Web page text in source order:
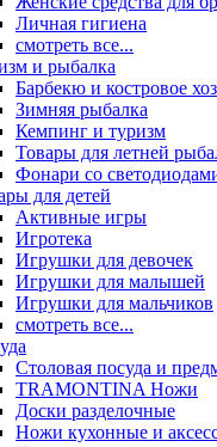
Личная гигиена
смотреть все...
и рыбалка
Барбекю и костровое
Зимняя рыбалка
Кемпинг и туризм
Товары для летней
Фонари со
для детей
Активные игры
Игротека
Игрушки для девочек
Игрушки для малышей
Игрушки для мальчиков
смотреть все...
Столовая посуда и
TRAMONTINA Ножи
Доски разделочные
Ножи кухонные и